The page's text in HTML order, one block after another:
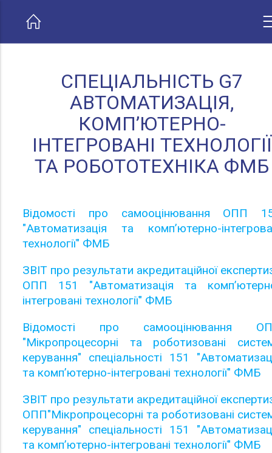
СПЕЦІАЛЬНІСТЬ G7
АВТОМАТИЗАЦІЯ,
КОМП’ЮТЕРНО-
ІНТЕГРОВАНІ ТЕХНОЛОГІЇ
ТА РОБОТОТЕХНІКА ФМБ
Відомості про самооцінювання ОПП
"Автоматизація та комп’ютерно-
технології" ФМБ
ЗВІТ про результати акредитаційної
ОПП 151 "Автоматизація та
інтегровані технології" ФМБ
Відомості про самооцінювання
"Мікропроцесорні та роботизовані
керування" спеціальності 151
та комп’ютерно-інтегровані технології" ФМБ
ЗВІТ про результати акредитаційної
ОПП"Мікропроцесорні та роботизовані
керування" спеціальності 151
та комп’ютерно-інтегровані технології" ФМБ